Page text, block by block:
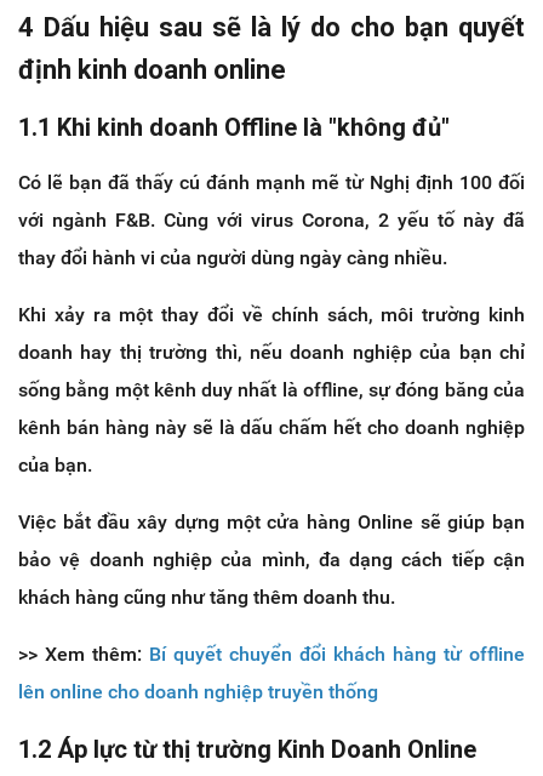
4 Dấu hiệu sau sẽ là lý do cho bạn quyết
định kinh doanh online
1.1 Khi kinh doanh Offline là "không đủ"
Có lẽ bạn đã thấy cú đánh mạnh mẽ từ Nghị định 100 đối
với ngành F&B. Cùng với virus Corona, 2 yếu tố này đã
thay đổi hành vi của người dùng ngày càng nhiều.
Khi xảy ra một thay đổi về chính sách, môi trường kinh
doanh hay thị trường thì, nếu doanh nghiệp của bạn chỉ
sống bằng một kênh duy nhất là offline, sự đóng băng của
kênh bán hàng này sẽ là dấu chấm hết cho doanh nghiệp
của bạn.
Việc bắt đầu xây dựng một cửa hàng Online sẽ giúp bạn
bảo vệ doanh nghiệp của mình, đa dạng cách tiếp cận
khách hàng cũng như tăng thêm doanh thu.
>> Xem thêm: Bí quyết chuyển đổi khách hàng từ offline
lên online cho doanh nghiệp truyền thống
1.2 Áp lực từ thị trường Kinh Doanh Online